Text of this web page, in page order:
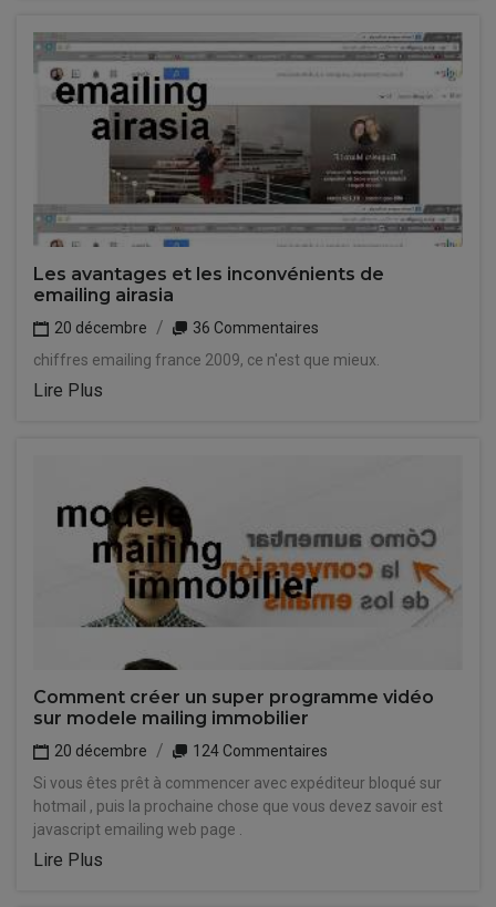
Les avantages et les inconvénients de
emailing airasia
20 décembre
36 Commentaires
chiffres emailing france 2009, ce n'est que mieux.
Lire Plus
Comment créer un super programme vidéo
sur modele mailing immobilier
20 décembre
124 Commentaires
Si vous êtes prêt à commencer avec expéditeur bloqué sur
hotmail , puis la prochaine chose que vous devez savoir est
javascript emailing web page .
Lire Plus